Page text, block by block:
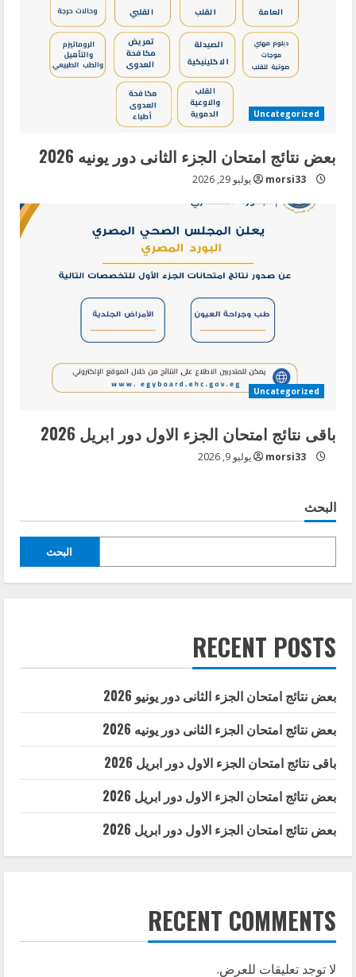
Uncategorized
بعض نتائج امتحان الجزء الثانى دور يونيه 2026
morsi33 يوليو 29, 2026
Uncategorized
باقى نتائج امتحان الجزء الاول دور ابريل 2026
morsi33 يوليو 9, 2026
البحث
البحث
RECENT POSTS
بعض نتائج امتحان الجزء الثانى دور يونيو 2026
بعض نتائج امتحان الجزء الثانى دور يونيه 2026
باقى نتائج امتحان الجزء الاول دور ابريل 2026
بعض نتائج امتحان الجزء الاول دور ابريل 2026
بعض نتائج امتحان الجزء الاول دور ابريل 2026
RECENT COMMENTS
لا توجد تعليقات للعرض.